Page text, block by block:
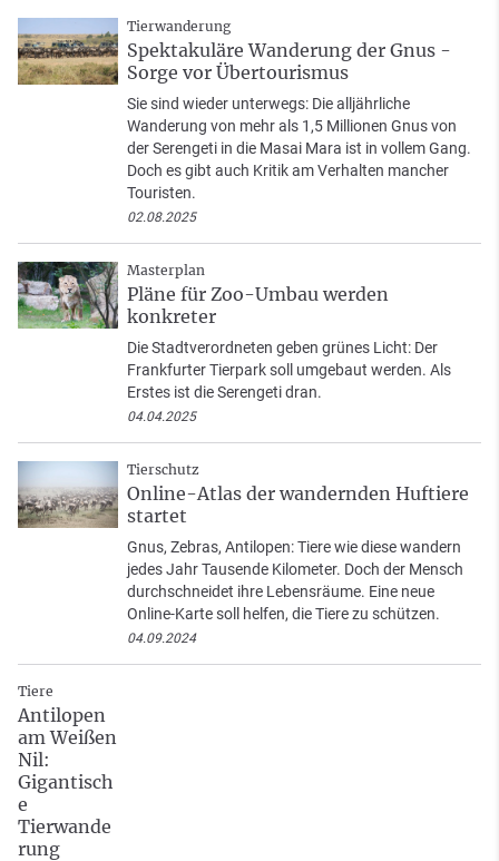
Tierwanderung
Spektakuläre Wanderung der Gnus -
Sorge vor Übertourismus
Sie sind wieder unterwegs: Die alljährliche
Wanderung von mehr als 1,5 Millionen Gnus von
der Serengeti in die Masai Mara ist in vollem Gang.
Doch es gibt auch Kritik am Verhalten mancher
Touristen.
02.08.2025
Masterplan
Pläne für Zoo-Umbau werden
konkreter
Die Stadtverordneten geben grünes Licht: Der
Frankfurter Tierpark soll umgebaut werden. Als
Erstes ist die Serengeti dran.
04.04.2025
Tierschutz
Online-Atlas der wandernden Huftiere
startet
Gnus, Zebras, Antilopen: Tiere wie diese wandern
jedes Jahr Tausende Kilometer. Doch der Mensch
durchschneidet ihre Lebensräume. Eine neue
Online-Karte soll helfen, die Tiere zu schützen.
04.09.2024
Tiere
Antilopen
am Weißen
Nil:
Gigantisch
e
Tierwande
rung